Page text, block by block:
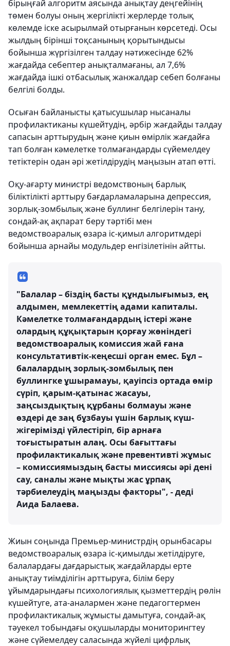
бірыңғай алгоритм аясында анықтау деңгейінің
төмен болуы оның жергілікті жерлерде толық
көлемде іске асырылмай отырғанын көрсетеді. Осы
жылдың бірінші тоқсанының қорытындысы
бойынша жүргізілген талдау нәтижесінде 62%
жағдайда себептер анықталмағаны, ал 7,6%
жағдайда ішкі отбасылық жанжалдар себеп болғаны
белгілі болды.
Осыған байланысты қатысушылар нысаналы
профилактиканы күшейтудің, әрбір жағдайды талдау
сапасын арттырудың және қиын өмірлік жағдайға
тап болған кәмелетке толмағандарды сүйемелдеу
тетіктерін одан әрі жетілдірудің маңызын атап өтті.
Оқу-ағарту министрі ведомствоның барлық
біліктілікті арттыру бағдарламаларына депрессия,
зорлық-зомбылық және буллинг белгілерін тану,
сондай-ақ ақпарат беру тәртібі мен
ведомствоаралық өзара іс-қимыл алгоритмдері
бойынша арнайы модульдер енгізілетінін айтты.
"Балалар – біздің басты құндылығымыз, ең
алдымен, мемлекеттің адами капиталы.
Кәмелетке толмағандардың істері және
олардың құқықтарын қорғау жөніндегі
ведомствоаралық комиссия жай ғана
консультативтік-кеңесші орган емес. Бұл –
балалардың зорлық-зомбылық пен
буллингке ұшырамауы, қауіпсіз ортада өмір
сүріп, қарым-қатынас жасауы,
заңсыздықтың құрбаны болмауы және
өздері де заң бұзбауы үшін барлық күш-
жігерімізді үйлестіріп, бір арнаға
тоғыстыратын алаң. Осы бағыттағы
профилактикалық және превентивті жұмыс
– комиссиямыздың басты миссиясы әрі дені
сау, саналы және мықты жас ұрпақ
тәрбиелеудің маңызды факторы", - деді
Аида Балаева.
Жиын соңында Премьер-министрдің орынбасары
ведомствоаралық өзара іс-қимылды жетілдіруге,
балалардағы дағдарыстық жағдайларды ерте
анықтау тиімділігін арттыруға, білім беру
ұйымдарындағы психологиялық қызметтердің рөлін
күшейтуге, ата-аналармен және педагогтермен
профилактикалық жұмысты дамытуға, сондай-ақ
тәуекел тобындағы оқушыларды мониторингтеу
және сүйемелдеу саласында жүйелі цифрлық